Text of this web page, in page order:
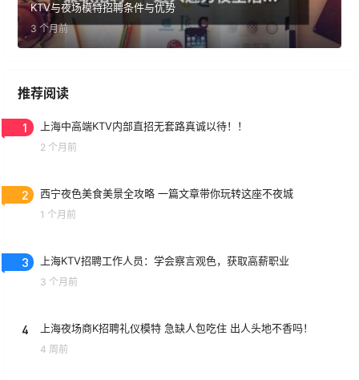
KTV与夜场模特招聘条件与优势
3 个月前
推荐阅读
1 上海中高端KTV内部直招无套路真诚以待！！
2 个月前
2 西宁夜色美食美景全攻略 一篇文章带你玩转这座不夜城
1 个月前
3 上海KTV招聘工作人员：学会察言观色，获取高薪职业
3 个月前
4 上海夜场商K招聘礼仪模特 急缺人包吃住 出人头地不香吗！
4 周前